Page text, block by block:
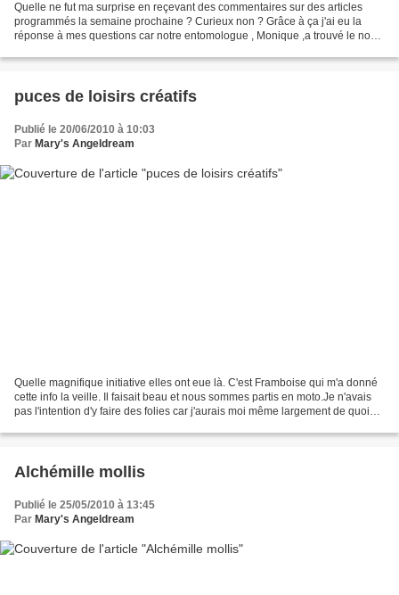
Quelle ne fut ma surprise en reçevant des commentaires sur des articles
programmés la semaine prochaine ? Curieux non ? Grâce à ça j'ai eu la
réponse à mes questions car notre entomologue , Monique ,a trouvé le nom
puces de loisirs créatifs
Publié le 20/06/2010 à 10:03
Par Mary's Angeldream
Quelle magnifique initiative elles ont eue là. C'est Framboise qui m'a donné
cette info la veille. Il faisait beau et nous sommes partis en moto.Je n'avais
pas l'intention d'y faire des folies car j'aurais moi même largement de quoi
Alchémille mollis
Publié le 25/05/2010 à 13:45
Par Mary's Angeldream